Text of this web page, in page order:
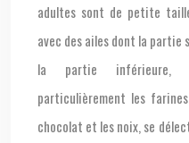
adultes sont de petite
avec des ailes dont la partie
la partie inférieure,
particulièrement les
chocolat et les noix, se